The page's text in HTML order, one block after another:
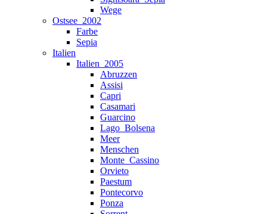
Wege
Ostsee_2002
Farbe
Sepia
Italien
Italien_2005
Abruzzen
Assisi
Capri
Casamari
Guarcino
Lago_Bolsena
Meer
Menschen
Monte_Cassino
Orvieto
Paestum
Pontecorvo
Ponza